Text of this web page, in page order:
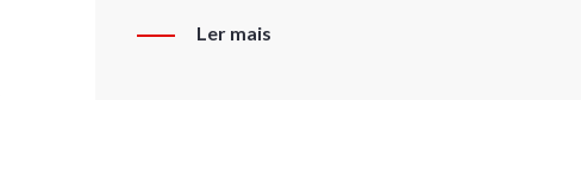
Ler mais